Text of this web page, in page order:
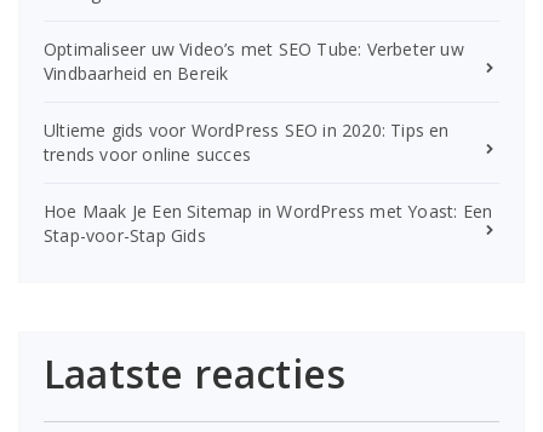
Optimaliseer uw Video’s met SEO Tube: Verbeter uw
Vindbaarheid en Bereik
Ultieme gids voor WordPress SEO in 2020: Tips en
trends voor online succes
Hoe Maak Je Een Sitemap in WordPress met Yoast: Een
Stap-voor-Stap Gids
Laatste reacties